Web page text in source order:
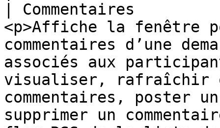
| Commentaires
<p>Affiche la fenêtre
commentaires d’une
associés aux
visualiser,
commentaires, poster
supprimer un